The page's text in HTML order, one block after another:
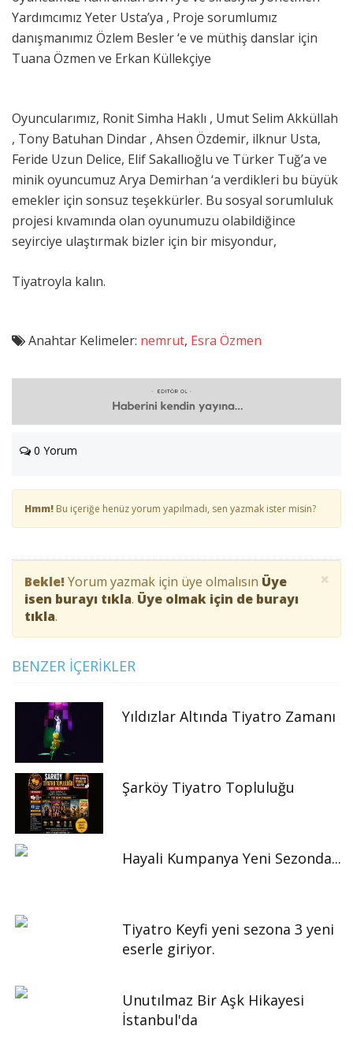
Yardımcımız Yeter Usta’ya , Proje sorumlumız
danışmanımız Özlem Besler ‘e ve müthiş danslar için
Tuana Özmen ve Erkan Küllekçiye
Oyuncularımız, Ronit Simha Haklı , Umut Selim Akküllah
, Tony Batuhan Dindar , Ahsen Özdemir, ilknur Usta,
Feride Uzun Delice, Elif Sakallıoğlu ve Türker Tuğ’a ve
minik oyuncumuz Arya Demirhan ‘a verdikleri bu büyük
emekler için sonsuz teşekkürler. Bu sosyal sorumluluk
projesi kıvamında olan oyunumuzu olabildiğince
seyirciye ulaştırmak bizler için bir misyondur,
Tiyatroyla kalın.
Anahtar Kelimeler: nemrut, Esra Özmen
0 Yorum
Hmm! Bu içeriğe henüz yorum yapılmadı, sen yazmak ister misin?
×
Bekle! Yorum yazmak için üye olmalısın Üye
isen burayı tıkla. Üye olmak için de burayı
tıkla.
BENZER İÇERIKLER
Yıldızlar Altında Tiyatro Zamanı
Şarköy Tiyatro Topluluğu
Hayali Kumpanya Yeni Sezonda...
Tiyatro Keyfi yeni sezona 3 yeni
eserle giriyor.
Unutılmaz Bir Aşk Hikayesi
İstanbul'da